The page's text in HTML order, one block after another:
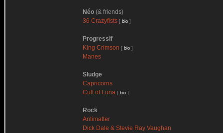
Néo (& friends)
36 Crazyfists [ bio ]
Progressif
King Crimson [ bio ]
Manes
Sludge
Capricorns
Cult of Luna [ bio ]
Rock
Antimatter
Dick Dale & Stevie Ray Vaughan